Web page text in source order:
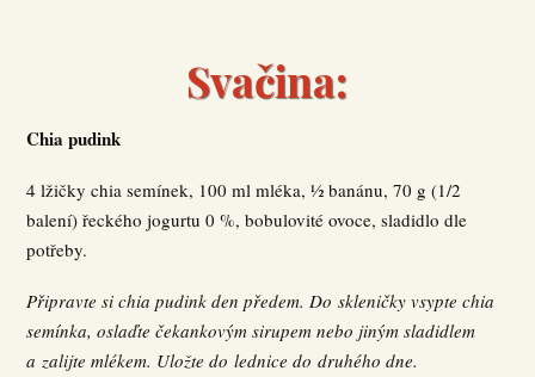
Svačina:
Chia pudink
4 lžičky chia semínek, 100 ml mléka, ½ banánu, 70 g (1/2
balení) řeckého jogurtu 0 %, bobulovité ovoce, sladidlo dle
potřeby.
Připravte si chia pudink den předem. Do skleničky vsypte chia
semínka, oslaďte čekankovým sirupem nebo jiným sladidlem
a zalijte mlékem. Uložte do lednice do druhého dne.